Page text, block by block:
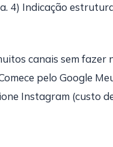
4) Indicação
canais sem fazer
pelo Google
Instagram (custo